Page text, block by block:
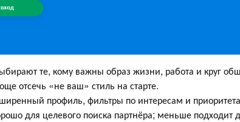
те, кому важны образ жизни, работа и круг
отсечь «не ваш» стиль на старте.
профиль, фильтры по интересам и
для целевого поиска партнёра; меньше подходит